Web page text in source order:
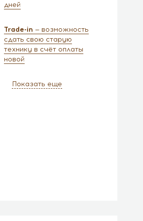
дней
Trade-in — возможность
сдать свою старую
технику в счёт оплаты
новой
Показать еще